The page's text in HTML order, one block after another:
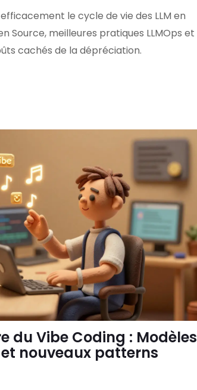
le cycle de vie des LLM en
Source, meilleures pratiques LLMOps et
cachés de la dépréciation.
du Vibe Coding : Modèles
nouveaux patterns